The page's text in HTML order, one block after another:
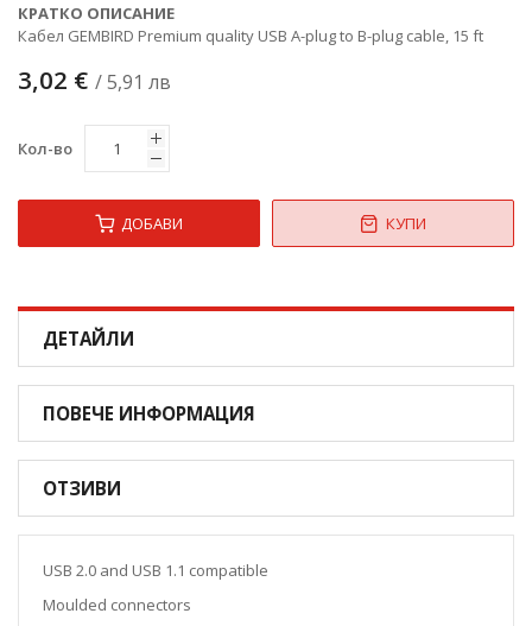
КРАТКО ОПИСАНИЕ
Кабел GEMBIRD Premium quality USB A-plug to B-plug cable, 15 ft
3,02 € / 5,91 лв
Кол-во
ДОБАВИ КУПИ
ДЕТАЙЛИ
ПОВЕЧЕ ИНФОРМАЦИЯ
ОТЗИВИ
USB 2.0 and USB 1.1 compatible
Moulded connectors